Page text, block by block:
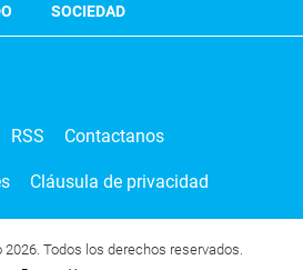
SOCIEDAD
RSS Contactanos
Cláusula de privacidad
2026. Todos los derechos reservados.